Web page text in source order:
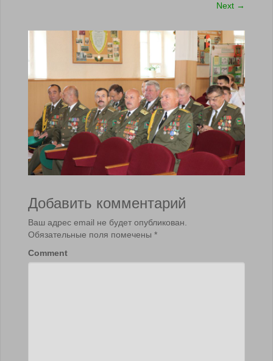
Next →
Добавить комментарий
Ваш адрес email не будет опубликован.
Обязательные поля помечены *
Comment